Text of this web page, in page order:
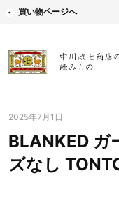
買い物ページへ
2025年7月1日
BLANKED ガ
ズなし